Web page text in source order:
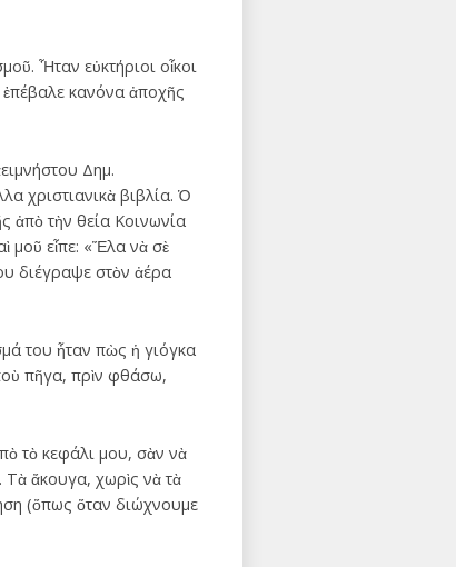
Ἦταν εὐκτήριοι οἶκοι
ἐπέβαλε κανόνα ἀποχῆς
Δημ.
χριστιανικὰ βιβλία. Ὁ
ἀπὸ τὴν θεία Κοινωνία
μοῦ εἶπε: «Ἕλα νὰ σὲ
διέγραψε στὸν ἀέρα
του ἦταν πὼς ἡ γιόγκα
πῆγα, πρὶν φθάσω,
τὸ κεφάλι μου, σὰν νὰ
ἄκουγα, χωρὶς νὰ τὰ
(ὅπως ὅταν διώχνουμε